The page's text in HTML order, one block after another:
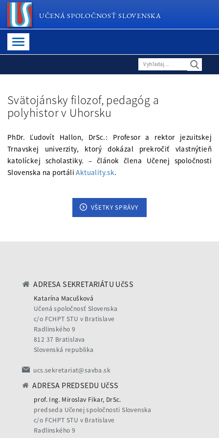
UČENÁ SPOLOČNOSŤ SLOVENSKA
Svätojánsky filozof, pedagóg a
polyhistor v Uhorsku
PhDr. Ľudovít Hallon, DrSc.: Profesor a rektor jezuitskej
Trnavskej univerzity, ktorý dokázal prekročiť vlastnýtieň
katolíckej scholastiky. – článok člena Učenej spoločnosti
Slovenska na portáliAktuality.sk.
VŠETKY SPRÁVY
ADRESA SEKRETARIÁTU UčSS
Katarína Macušková
Učená spoločnosť Slovenska
c/o FCHPT STU v Bratislave
Radlinského 9
812 37 Bratislava
Slovenská republika
ucs.sekretariat@savba.sk
ADRESA PREDSEDU UčSS
prof. Ing. Miroslav Fikar, DrSc.
predseda Učenej spoločnosti Slovenska
c/o FCHPT STU v Bratislave
Radlinského 9